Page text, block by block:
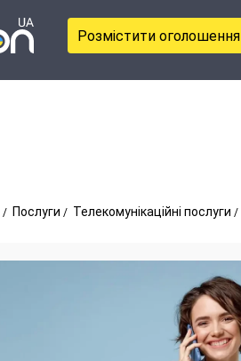
Розмістити оголошення
Послуги Телекомунікаційні послуги